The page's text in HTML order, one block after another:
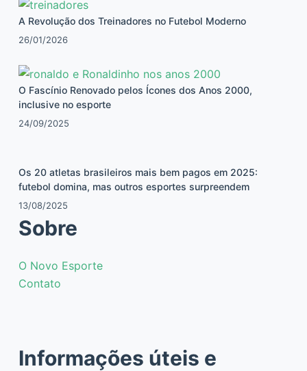
A Revolução dos Treinadores no Futebol Moderno
26/01/2026
O Fascínio Renovado pelos Ícones dos Anos 2000,
inclusive no esporte
24/09/2025
Os 20 atletas brasileiros mais bem pagos em 2025:
futebol domina, mas outros esportes surpreendem
13/08/2025
Sobre
O Novo Esporte
Contato
Informações úteis e